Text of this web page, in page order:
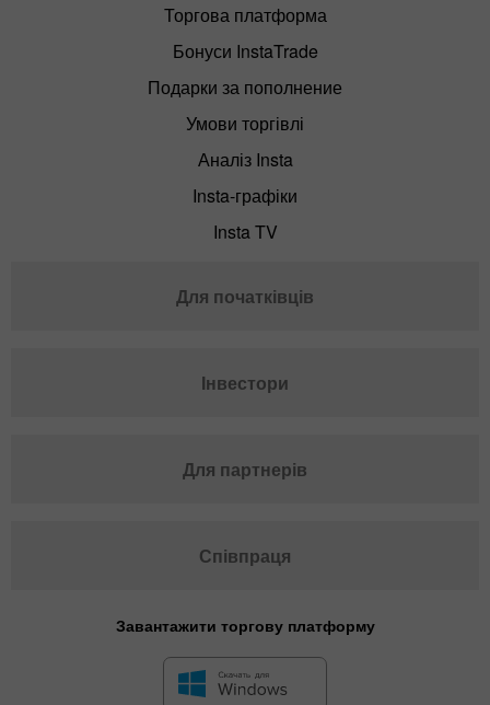
Торгова платформа
Бонуси InstaTrade
Подарки за пополнение
Умови торгівлі
Аналіз Insta
Insta-графіки
Insta TV
Для початківців
Інвестори
Для партнерів
Співпраця
Завантажити торгову платформу